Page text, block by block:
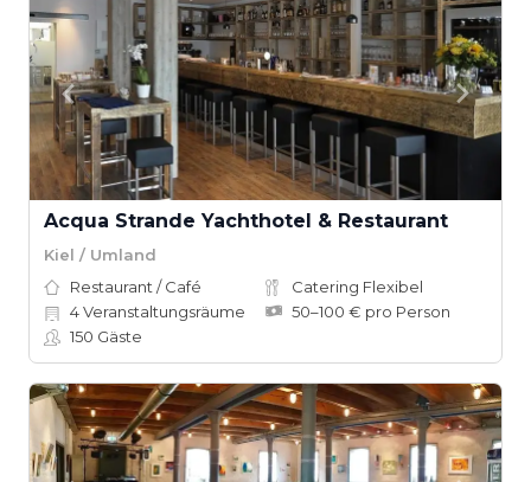
Acqua Strande Yachthotel & Restaurant
Kiel / Umland
Restaurant / Café
Catering Flexibel
4Veranstaltungsräume
50–100 € pro Person
150 Gäste